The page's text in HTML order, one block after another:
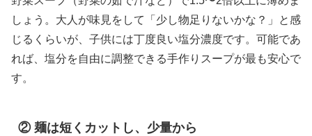
しょう。大人が味見をして「少し物足りないかな？」と感
じるくらいが、子供には丁度良い塩分濃度です。可能であ
れば、塩分を自由に調整できる手作りスープが最も安心で
す。
② 麺は短くカットし、少量から